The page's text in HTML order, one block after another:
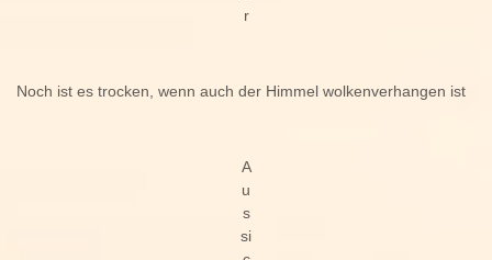
r
Noch ist es trocken, wenn auch der Himmel wolkenverhangen ist
A
u
s
si